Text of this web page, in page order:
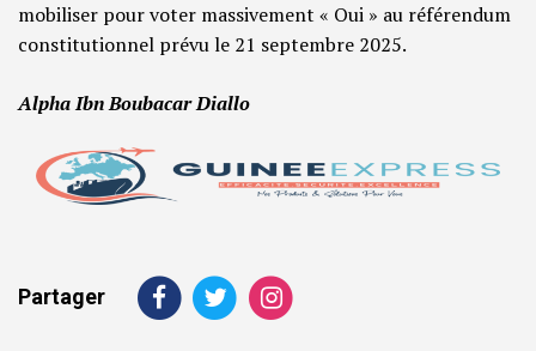
mobiliser pour voter massivement « Oui » au référendum
constitutionnel prévu le 21 septembre 2025.
Alpha Ibn Boubacar Diallo
Partager